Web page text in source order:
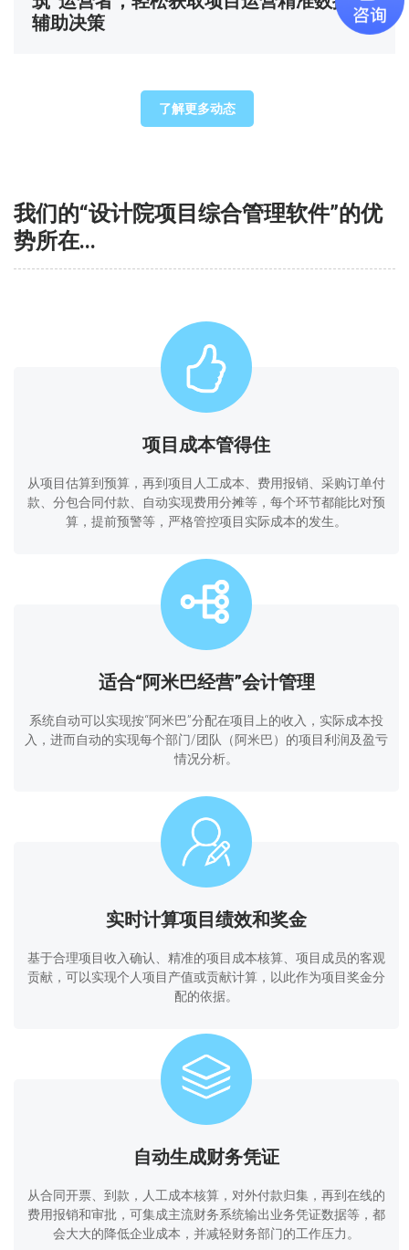
辅助决策
了解更多动态
我们的“设计院项目综合管理软件”的优
势所在...
项目成本管得住
从项目估算到预算，再到项目人工成本、费用报销、采购订单付
款、分包合同付款、自动实现费用分摊等，每个环节都能比对预
算，提前预警等，严格管控项目实际成本的发生。
适合“阿米巴经营”会计管理
系统自动可以实现按“阿米巴”分配在项目上的收入，实际成本投
入，进而自动的实现每个部门/团队（阿米巴）的项目利润及盈亏
情况分析。
实时计算项目绩效和奖金
基于合理项目收入确认、精准的项目成本核算、项目成员的客观
贡献，可以实现个人项目产值或贡献计算，以此作为项目奖金分
配的依据。
自动生成财务凭证
从合同开票、到款，人工成本核算，对外付款归集，再到在线的
费用报销和审批，可集成主流财务系统输出业务凭证数据等，都
会大大的降低企业成本，并减轻财务部门的工作压力。